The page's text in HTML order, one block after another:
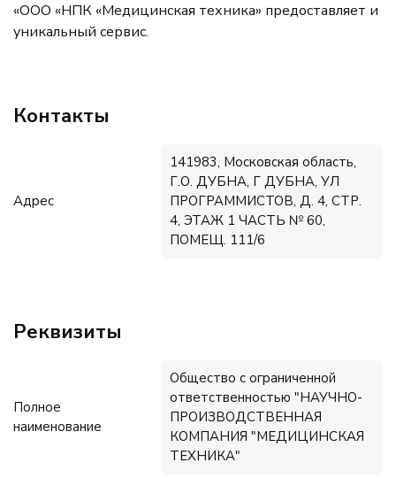
«ООО «НПК «Медицинская техника» предоставляет и
уникальный сервис.
Контакты
Адрес
141983, Московская область,
Г.О. ДУБНА, Г ДУБНА, УЛ
ПРОГРАММИСТОВ, Д. 4, СТР.
4, ЭТАЖ 1 ЧАСТЬ № 60,
ПОМЕЩ. 111/6
Реквизиты
Полное
наименование
Общество с ограниченной
ответственностью "НАУЧНО-
ПРОИЗВОДСТВЕННАЯ
КОМПАНИЯ "МЕДИЦИНСКАЯ
ТЕХНИКА"